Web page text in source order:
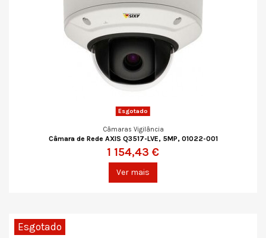
Esgotado
Câmaras Vigilância
Câmara de Rede AXIS Q3517-LVE, 5MP, 01022-001
1 154,43 €
Ver mais
Esgotado